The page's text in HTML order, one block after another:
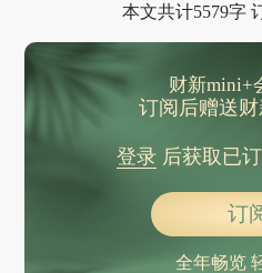
本文共计5579字
财新mini+
订阅后赠送
登录后获取已
订
全年畅览